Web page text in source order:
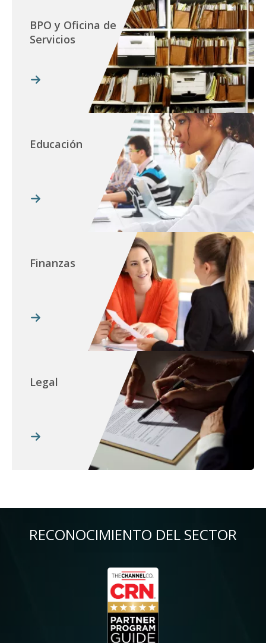
BPO y Oficina de
Servicios
Educación
Finanzas
Legal
RECONOCIMIENTO DEL SECTOR